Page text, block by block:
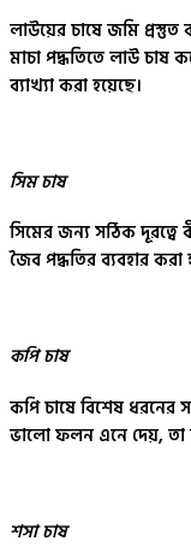
লাউয়ের চাষে জমি প্রস্তুত
মাচা পদ্ধতিতে লাউ চাষ
ব্যাখ্যা করা হয়েছে।
সিম চাষ
সিমের জন্য সঠিক দূরত্বে
জৈব পদ্ধতির ব্যবহার করা
কপি চাষ
কপি চাষে বিশেষ ধরনের
ভালো ফলন এনে দেয়,
শসা চাষ